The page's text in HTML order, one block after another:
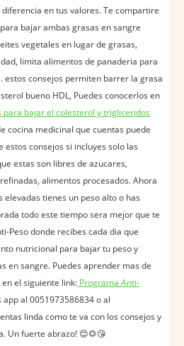
en tus valores. Te compartire
bajar ambas grasas en sangre
vegetales en lugar de grasas,
limita alimentos de panaderia para
estos consejos permiten barrer la grasa
bueno HDL, Puedes conocerlos en
para bajar el colesterol y trigliceridos
cocina medicinal que cuentas puede
consejos si incluyes solo las
estas son libres de azucares,
alimentos procesados. Ahora
tienes un peso alto o has
todo este tiempo sera mejor que te
Peso donde recibes cada dia que
nutricional para bajar tu peso y
en sangre. Puedes aprender mas de
el siguiente link: Programa Anti-
al 0051973586834 o al
linda como te va con los consejos y
Un fuerte abrazo! 😊🌻😘